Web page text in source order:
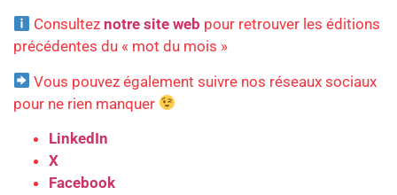
Consulteznotre site web pour retrouver les éditions
précédentes du « mot du mois »
Vous pouvez également suivre nos réseaux sociaux
pour ne rien manquer
LinkedIn
X
Facebook